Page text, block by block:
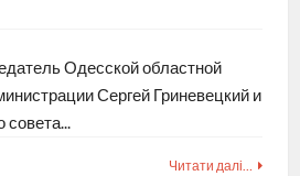
Одесской областной
Сергей Гриневецкий и
совета...
Читати далі…